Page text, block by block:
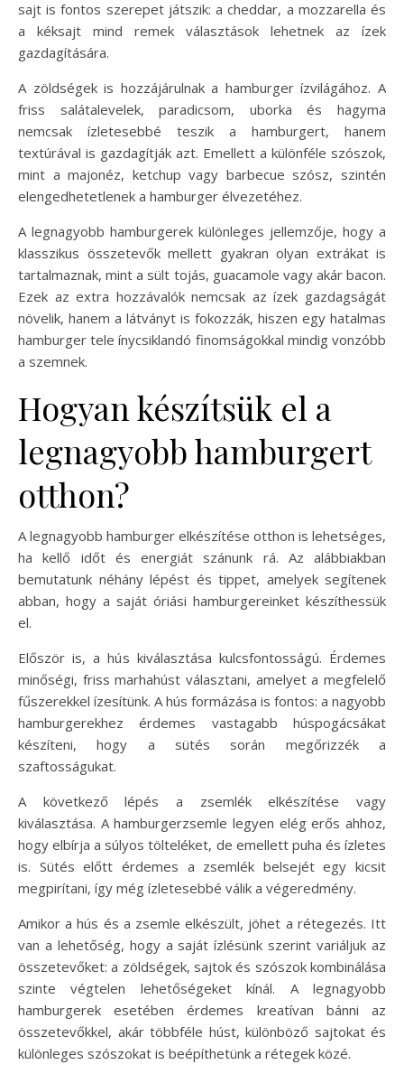
sajt is fontos szerepet játszik: a cheddar, a mozzarella és
a kéksajt mind remek választások lehetnek az ízek
gazdagítására.
A zöldségek is hozzájárulnak a hamburger ízvilágához. A
friss salátalevelek, paradicsom, uborka és hagyma
nemcsak ízletesebbé teszik a hamburgert, hanem
textúrával is gazdagítják azt. Emellett a különféle szószok,
mint a majonéz, ketchup vagy barbecue szósz, szintén
elengedhetetlenek a hamburger élvezetéhez.
A legnagyobb hamburgerek különleges jellemzője, hogy a
klasszikus összetevők mellett gyakran olyan extrákat is
tartalmaznak, mint a sült tojás, guacamole vagy akár bacon.
Ezek az extra hozzávalók nemcsak az ízek gazdagságát
növelik, hanem a látványt is fokozzák, hiszen egy hatalmas
hamburger tele ínycsiklandó finomságokkal mindig vonzóbb
a szemnek.
Hogyan készítsük el a
legnagyobb hamburgert
otthon?
A legnagyobb hamburger elkészítése otthon is lehetséges,
ha kellő időt és energiát szánunk rá. Az alábbiakban
bemutatunk néhány lépést és tippet, amelyek segítenek
abban, hogy a saját óriási hamburgereinket készíthessük
el.
Először is, a hús kiválasztása kulcsfontosságú. Érdemes
minőségi, friss marhahúst választani, amelyet a megfelelő
fűszerekkel ízesítünk. A hús formázása is fontos: a nagyobb
hamburgerekhez érdemes vastagabb húspogácsákat
készíteni, hogy a sütés során megőrizzék a
szaftosságukat.
A következő lépés a zsemlék elkészítése vagy
kiválasztása. A hamburgerzsemle legyen elég erős ahhoz,
hogy elbírja a súlyos tölteléket, de emellett puha és ízletes
is. Sütés előtt érdemes a zsemlék belsejét egy kicsit
megpirítani, így még ízletesebbé válik a végeredmény.
Amikor a hús és a zsemle elkészült, jöhet a rétegezés. Itt
van a lehetőség, hogy a saját ízlésünk szerint variáljuk az
összetevőket: a zöldségek, sajtok és szószok kombinálása
szinte végtelen lehetőségeket kínál. A legnagyobb
hamburgerek esetében érdemes kreatívan bánni az
összetevőkkel, akár többféle húst, különböző sajtokat és
különleges szószokat is beépíthetünk a rétegek közé.